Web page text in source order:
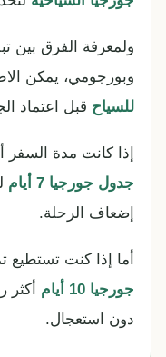
ولمعرفة الفرق بين
وبورجومي، يمكن
للسياح قبل اعتماد
إذا كانت مدة السفر
جدول جورجيا 7 أيام
إضعاف الرحلة.
أما إذا كنت تستطيع
جورجيا 10 أيام
أكثر
دون استعجال.